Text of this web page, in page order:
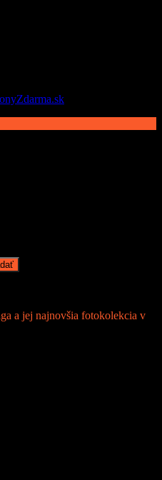
a jej najnovšia fotokolekcia v